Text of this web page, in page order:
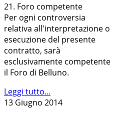
21. Foro competente
Per ogni controversia
relativa all'interpretazione o
esecuzione del presente
contratto, sarà
esclusivamente competente
il Foro di Belluno.
Leggi tutto...
13 Giugno 2014